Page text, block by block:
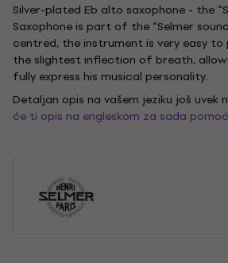
Silver-plated Eb alto saxophone - the
Saxophone is part of the “Selmer
centred, the instrument is very easy
the slightest inflection of breath,
fully express his musical personality.
Detaljan opis na vašem jeziku još uvek
će ti opis na engleskom za sada